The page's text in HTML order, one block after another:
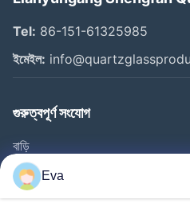
Tel: 86-151-61325985
ইমেইল:
গুরুত্বপূর্ণ সংযোগ
বাড়ি
পণ্য
ভিডিও
Eva